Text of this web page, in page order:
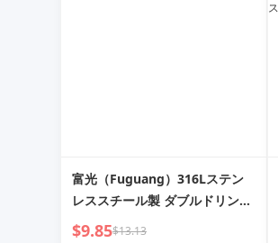
富光（Fuguang）316Lステン
レススチール製 ダブルドリンク
子供用サーモス マグ
$9.85$13.13